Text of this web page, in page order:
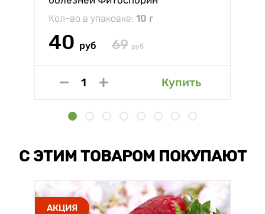
Кол-во в упаковке: 10 г
40 руб 69 руб
Купить
С ЭТИМ ТОВАРОМ ПОКУПАЮТ
АКЦИЯ